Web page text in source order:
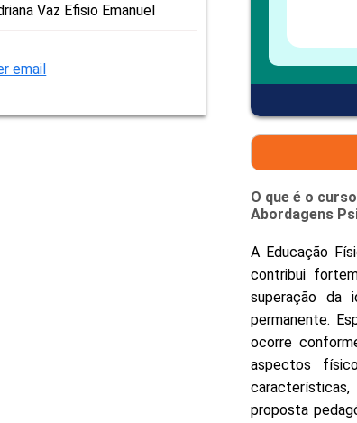
Vaz Efisio Emanuel
email
O que é o
Abordagens
A Educação
contribui
superação da
permanente.
ocorre
aspectos
proposta